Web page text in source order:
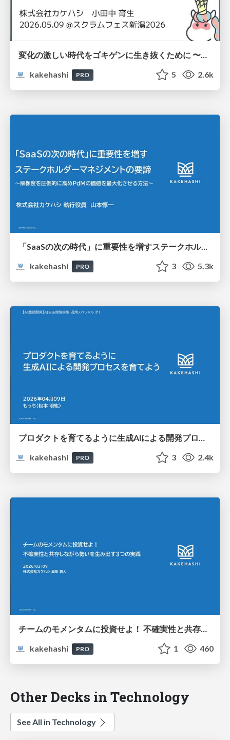
変化の激しい時代をゴキゲンに生き抜くために 〜ストレスマネジメントのススメ〜
kakehashi
PRO 5 2.6k
「SaaSの次の時代」に重要性を増すステークホルダーマネジメントの要諦 ～解像度を圧倒的に高めPdMの価値を最大化させる方法～
kakehashi
PRO 3 5.3k
プロダクトを育てるように生成AIによる開発プロセスを育てよう
kakehashi
PRO 3 2.4k
チームのモメンタムに投資せよ！ 不確実性と共存しながら勢いを生み出す３つの実践
kakehashi
PRO 1 460
Other Decks in Technology
See All in Technology